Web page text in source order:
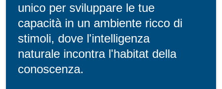
unico per sviluppare le tue
capacità in un ambiente ricco di
stimoli, dove l'intelligenza
naturale incontra l'habitat della
conoscenza.